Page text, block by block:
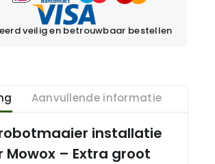
veilig en betrouwbaar bestellen
Aanvullende informatie
installatie
Mowox – Extra groot